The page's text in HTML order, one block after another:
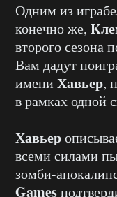
Одним из
конечно же,
второго сезона
Вам дадут
имени Хавьер,
в рамках одной
Хавьер
всеми силами
зомби-
Games